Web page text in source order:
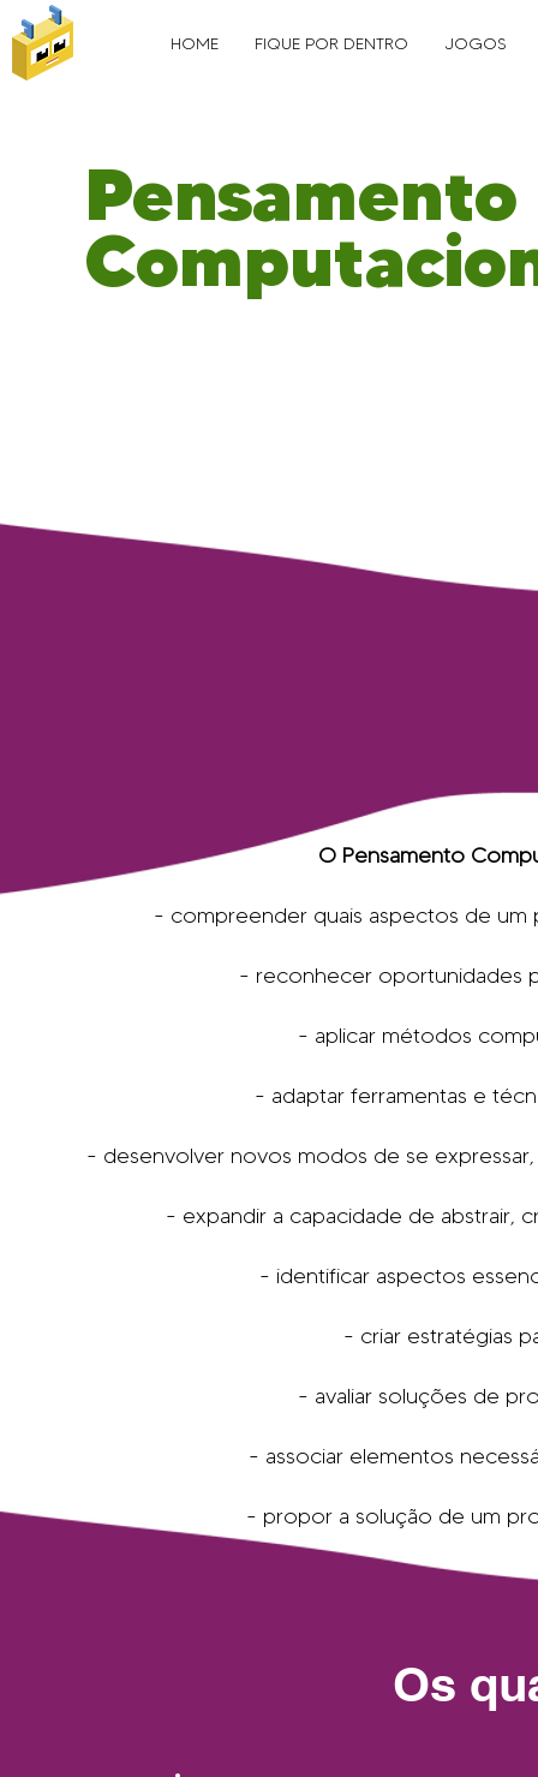
HOME FIQUE POR DENTRO JOGOS
Pensamento
O Pensamento
- compreender quais aspectos de um
- reconhecer oportunidades
- aplicar métodos
- adaptar ferramentas e
- desenvolver novos modos de se
- expandir a capacidade de abstrair,
- identificar aspectos
- criar estratégias
- avaliar soluções de
- associar elementos
- propor a solução de um
Os